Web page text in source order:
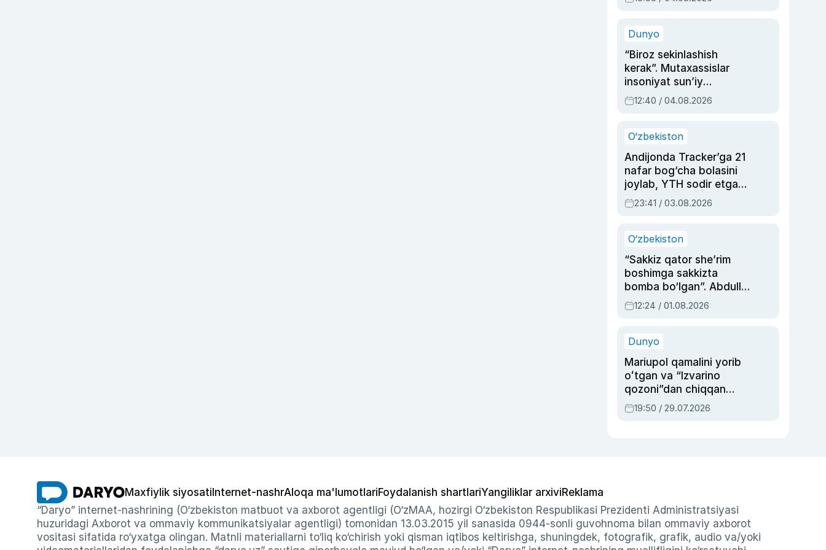
Ahmedovaning
Dunyo
“Biroz sekinlashish
kerak”. Mutaxassislar
insoniyat sun’iy
intellektni boshqara
olmay qolishidan xavotir
12:40 / 04.08.2026
O‘zbekiston
Andijonda Tracker’ga 21
nafar bog‘cha bolasini
joylab, YTH sodir etgan
ayolga sud hukmi o‘qildi
23:41 / 03.08.2026
O‘zbekiston
“Sakkiz qator she’rim
boshimga sakkizta
bomba bo‘lgan”. Abdulla
Oripovni siyosiy
ayblovlardan asrab
12:24 / 01.08.2026
Dunyo
Mariupol qamalini yorib
oʻtgan va “Izvarino
qozoni”dan chiqqan
qahramon — Ukraina
armiyasi bosh
19:50 / 29.07.2026
Maxfiylik siyosati Internet-nashrAloqa ma'lumotlariFoydalanish shartlariYangiliklar arxiviReklama
“Daryo” internet-nashrining (O‘zbekiston matbuot va axborot agentligi (O‘zMAA, hozirgi O‘zbekiston Respublikasi Prezidenti Administratsiyasi
huzuridagi Axborot va ommaviy kommunikatsiyalar agentligi) tomonidan 13.03.2015 yil sanasida 0944-sonli guvohnoma bilan ommaviy axborot
vositasi sifatida ro‘yxatga olingan. Matnli materiallarni to‘liq ko‘chirish yoki qisman iqtibos keltirishga, shuningdek, fotografik, grafik, audio va/yoki